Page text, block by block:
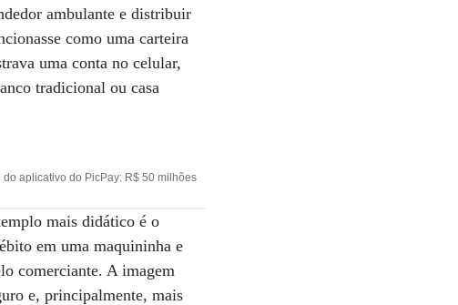
ambulante e distribuir
como uma carteira
uma conta no celular,
tradicional ou casa
aplicativo do PicPay: R$ 50 milhões
mais didático é o
em uma maquininha e
comerciante. A imagem
e, principalmente, mais